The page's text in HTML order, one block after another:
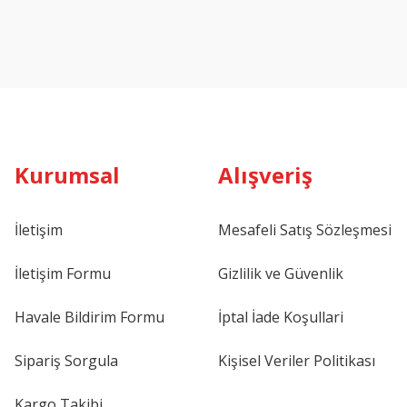
Kurumsal
İletişim
İletişim Formu
Havale Bildirim Formu
Sipariş Sorgula
Alışveriş
Mesafeli Satış Sözleşmesi
Gizlilik ve Güvenlik
İptal İade Koşullari
Kişisel Veriler Politikası